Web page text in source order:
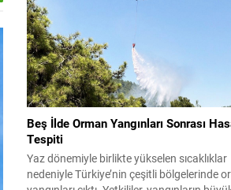
Beş İlde Orman Yangınları Sonrası
Tespiti
Yaz dönemiyle birlikte yükselen sıcaklıklar
nedeniyle Türkiye’nin çeşitli bölgelerinde